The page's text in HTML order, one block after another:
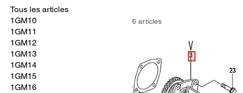
Tous les articles
1GM10
1GM11
1GM12
1GM13
1GM14
1GM15
1GM16
6 articles